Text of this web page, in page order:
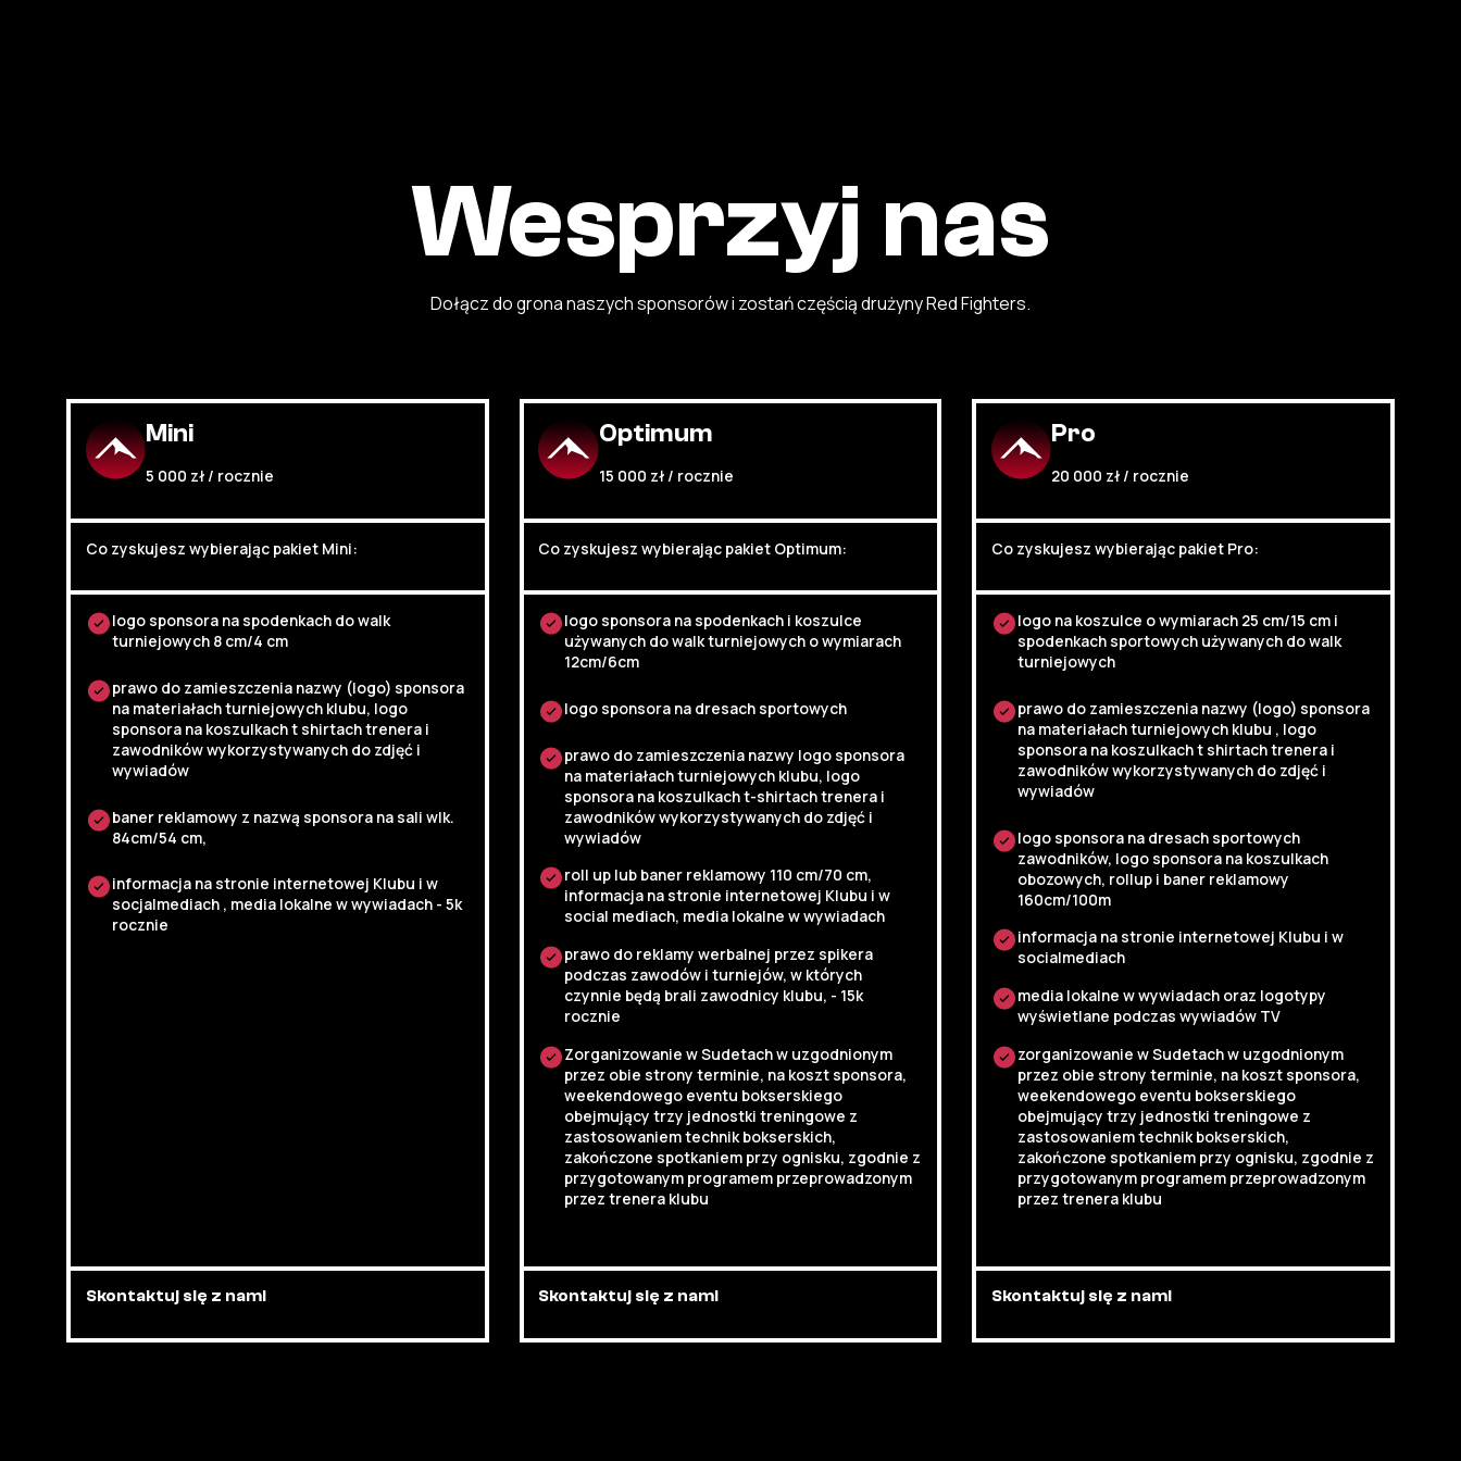
Wesprzyj nas
Dołącz do grona naszych sponsorów i zostań częścią drużyny Red Fighters.
Mini
5 000 zł / rocznie
Co zyskujesz wybierając pakiet Mini:
logo sponsora na spodenkach do walk
turniejowych 8 cm/4 cm
prawo do zamieszczenia nazwy (logo) sponsora
na materiałach turniejowych klubu, logo
sponsora na koszulkach t shirtach trenera i
zawodników wykorzystywanych do zdjęć i
wywiadów
baner reklamowy z nazwą sponsora na sali wlk.
84cm/54 cm,
informacja na stronie internetowej Klubu i w
socjalmediach , media lokalne w wywiadach - 5k
rocznie
Skontaktuj się z nami
Optimum
15 000 zł / rocznie
Co zyskujesz wybierając pakiet Optimum:
logo sponsora na spodenkach i koszulce
używanych do walk turniejowych o wymiarach
12cm/6cm
logo sponsora na dresach sportowych
prawo do zamieszczenia nazwy logo sponsora
na materiałach turniejowych klubu, logo
sponsora na koszulkach t-shirtach trenera i
zawodników wykorzystywanych do zdjęć i
wywiadów
roll up lub baner reklamowy 110 cm/70 cm,
informacja na stronie internetowej Klubu i w
social mediach, media lokalne w wywiadach
prawo do reklamy werbalnej przez spikera
podczas zawodów i turniejów, w których
czynnie będą brali zawodnicy klubu, - 15k
rocznie
Zorganizowanie w Sudetach w uzgodnionym
przez obie strony terminie, na koszt sponsora,
weekendowego eventu bokserskiego
obejmujący trzy jednostki treningowe z
zastosowaniem technik bokserskich,
zakończone spotkaniem przy ognisku, zgodnie z
przygotowanym programem przeprowadzonym
przez trenera klubu
Skontaktuj się z nami
Pro
20 000 zł / rocznie
Co zyskujesz wybierając pakiet Pro:
logo na koszulce o wymiarach 25 cm/15 cm i
spodenkach sportowych używanych do walk
turniejowych
prawo do zamieszczenia nazwy (logo) sponsora
na materiałach turniejowych klubu , logo
sponsora na koszulkach t shirtach trenera i
zawodników wykorzystywanych do zdjęć i
wywiadów
logo sponsora na dresach sportowych
zawodników, logo sponsora na koszulkach
obozowych, rollup i baner reklamowy
160cm/100m
informacja na stronie internetowej Klubu i w
socialmediach
media lokalne w wywiadach oraz logotypy
wyświetlane podczas wywiadów TV
zorganizowanie w Sudetach w uzgodnionym
przez obie strony terminie, na koszt sponsora,
weekendowego eventu bokserskiego
obejmujący trzy jednostki treningowe z
zastosowaniem technik bokserskich,
zakończone spotkaniem przy ognisku, zgodnie z
przygotowanym programem przeprowadzonym
przez trenera klubu
Skontaktuj się z nami